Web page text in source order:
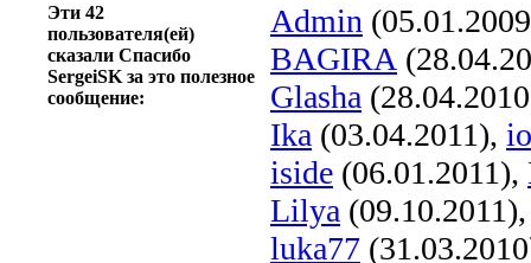
Эти 42
пользователя(ей)
сказали Спасибо
SergeiSK за это полезное
сообщение:
Admin
BAGIRA
Glasha
Ika (03.04.2011),
iside (06.01.2011),
Lilya
luka77